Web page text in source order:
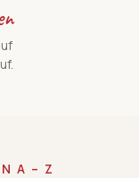
A – Z